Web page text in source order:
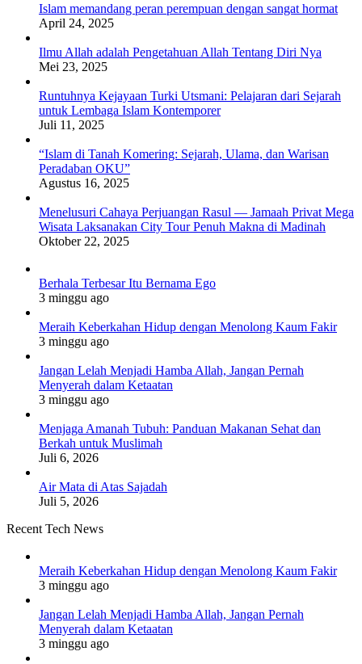
Islam memandang peran perempuan dengan sangat hormat
April 24, 2025
Ilmu Allah adalah Pengetahuan Allah Tentang Diri Nya
Mei 23, 2025
Runtuhnya Kejayaan Turki Utsmani: Pelajaran dari Sejarah
untuk Lembaga Islam Kontemporer
Juli 11, 2025
“Islam di Tanah Komering: Sejarah, Ulama, dan Warisan
Peradaban OKU”
Agustus 16, 2025
Menelusuri Cahaya Perjuangan Rasul — Jamaah Privat Mega
Wisata Laksanakan City Tour Penuh Makna di Madinah
Oktober 22, 2025
Berhala Terbesar Itu Bernama Ego
3 minggu ago
Meraih Keberkahan Hidup dengan Menolong Kaum Fakir
3 minggu ago
Jangan Lelah Menjadi Hamba Allah, Jangan Pernah
Menyerah dalam Ketaatan
3 minggu ago
Menjaga Amanah Tubuh: Panduan Makanan Sehat dan
Berkah untuk Muslimah
Juli 6, 2026
Air Mata di Atas Sajadah
Juli 5, 2026
Recent Tech News
Meraih Keberkahan Hidup dengan Menolong Kaum Fakir
3 minggu ago
Jangan Lelah Menjadi Hamba Allah, Jangan Pernah
Menyerah dalam Ketaatan
3 minggu ago